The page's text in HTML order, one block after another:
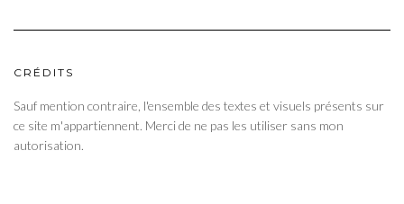
CRÉDITS
Sauf mention contraire, l'ensemble des textes et visuels présents sur
ce site m'appartiennent. Merci de ne pas les utiliser sans mon
autorisation.